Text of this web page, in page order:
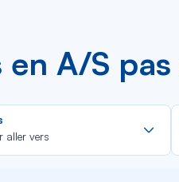
en A/S
aller vers
la